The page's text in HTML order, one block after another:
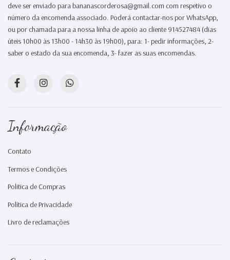
deve ser enviado para bananascorderosa@gmail.com com respetivo o
número da encomenda associado. Poderá contactar-nos por WhatsApp,
ou por chamada para a nossa linha de apoio ao cliente 914527484 (dias
úteis 10h00 às 13h00 - 14h30 às 19h00), para: 1- pedir informações, 2-
saber o estado da sua encomenda, 3- fazer as suas encomendas.
Informação
Contato
Termos e Condições
Politica de Compras
Política de Privacidade
Livro de reclamações